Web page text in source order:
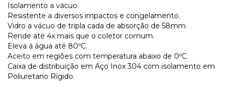
Isolamento a vácuo.
Resistente a diversos impactos e congelamento.
Vidro a vácuo de tripla cada de absorção de 58mm.
Rende até 4x mais que o coletor comum.
Eleva á água até 80ºC.
Aceito em regiões com temperatura abaixo de 0ºC.
Caixa de distribuição em Aço Inox 304 com isolamento em
Poliuretano Rígido.